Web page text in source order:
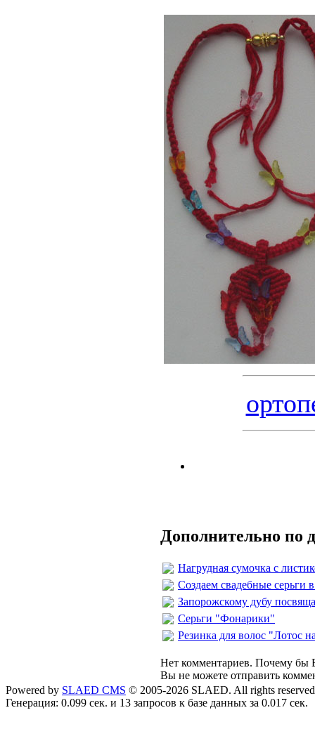
Дополнительно по
Нагрудная сумочка с
Создаем свадебные серьги
Запорожскому дубу
Серьги "Фонарики"
Резинка для волос "Лотос
Нет комментариев. Почему бы
Вы не можете отправить
Powered by SLAED CMS © 2005-2026 SLAED. All rights
Генерация: 0.099 сек. и 13 запросов к базе данных за 0.017 сек.